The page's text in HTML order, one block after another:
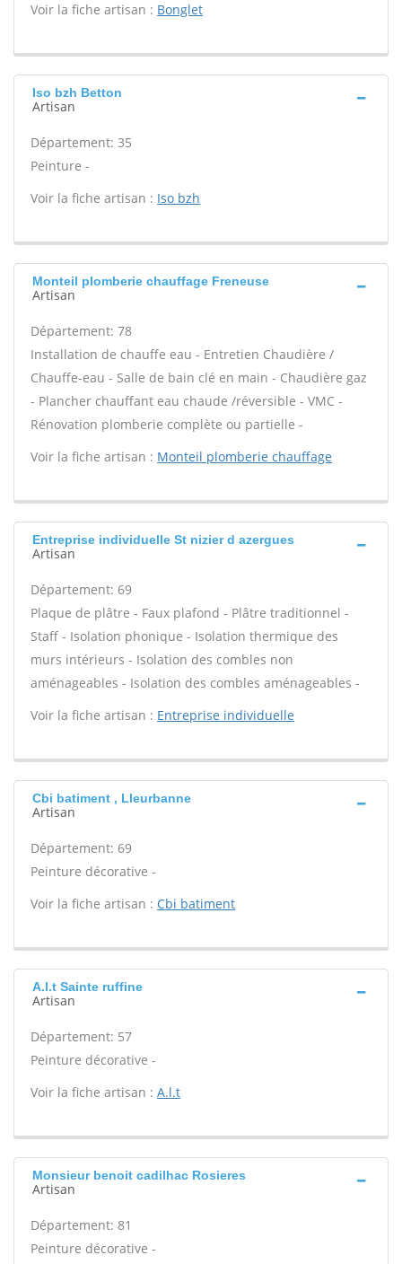
Voir la fiche artisan : Bonglet
Iso bzh Betton
Artisan
Département: 35
Peinture -
Voir la fiche artisan : Iso bzh
Monteil plomberie chauffage Freneuse
Artisan
Département: 78
Installation de chauffe eau - Entretien Chaudière /
Chauffe-eau - Salle de bain clé en main - Chaudière gaz
- Plancher chauffant eau chaude /réversible - VMC -
Rénovation plomberie complète ou partielle -
Voir la fiche artisan : Monteil plomberie chauffage
Entreprise individuelle St nizier d azergues
Artisan
Département: 69
Plaque de plâtre - Faux plafond - Plâtre traditionnel -
Staff - Isolation phonique - Isolation thermique des
murs intérieurs - Isolation des combles non
aménageables - Isolation des combles aménageables -
Voir la fiche artisan : Entreprise individuelle
Cbi batiment , Lleurbanne
Artisan
Département: 69
Peinture décorative -
Voir la fiche artisan : Cbi batiment
A.l.t Sainte ruffine
Artisan
Département: 57
Peinture décorative -
Voir la fiche artisan : A.l.t
Monsieur benoit cadilhac Rosieres
Artisan
Département: 81
Peinture décorative -